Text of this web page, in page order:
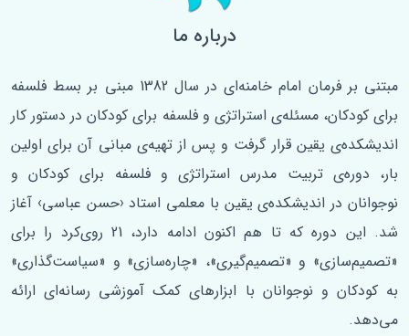
درباره ما
مبتنی بر فرمان امام خامنه‌ای در سال 1382 مبنی بر بسط فلسفه‌
برای کودکان، مسئله‌ی استراتژی و فلسفه برای کودکان در دستور کار
اندیشکده‌ی یقین قرار گرفت و پس از تهیه‌ی مبانی آن برای اولین
‌بار، دوره‌ی تربیت مدرس استراتژی و فلسفه برای کودکان و
نوجوانان در اندیشکده‌ی یقین با معلمی استاد ‹حسن عباسی› آغاز
شد. این دوره که تا هم اکنون ادامه دارد، 21 روی‌کرد را برای
«تصمیم‌سازی» و «تصمیم‌گیری»، «چاره‌سازی» و «سیاست‌گذاری»
به کودکان و نوجوانان با ابزارهای کمک آموزشی رسانه‌ای ارائه
می‌دهد.